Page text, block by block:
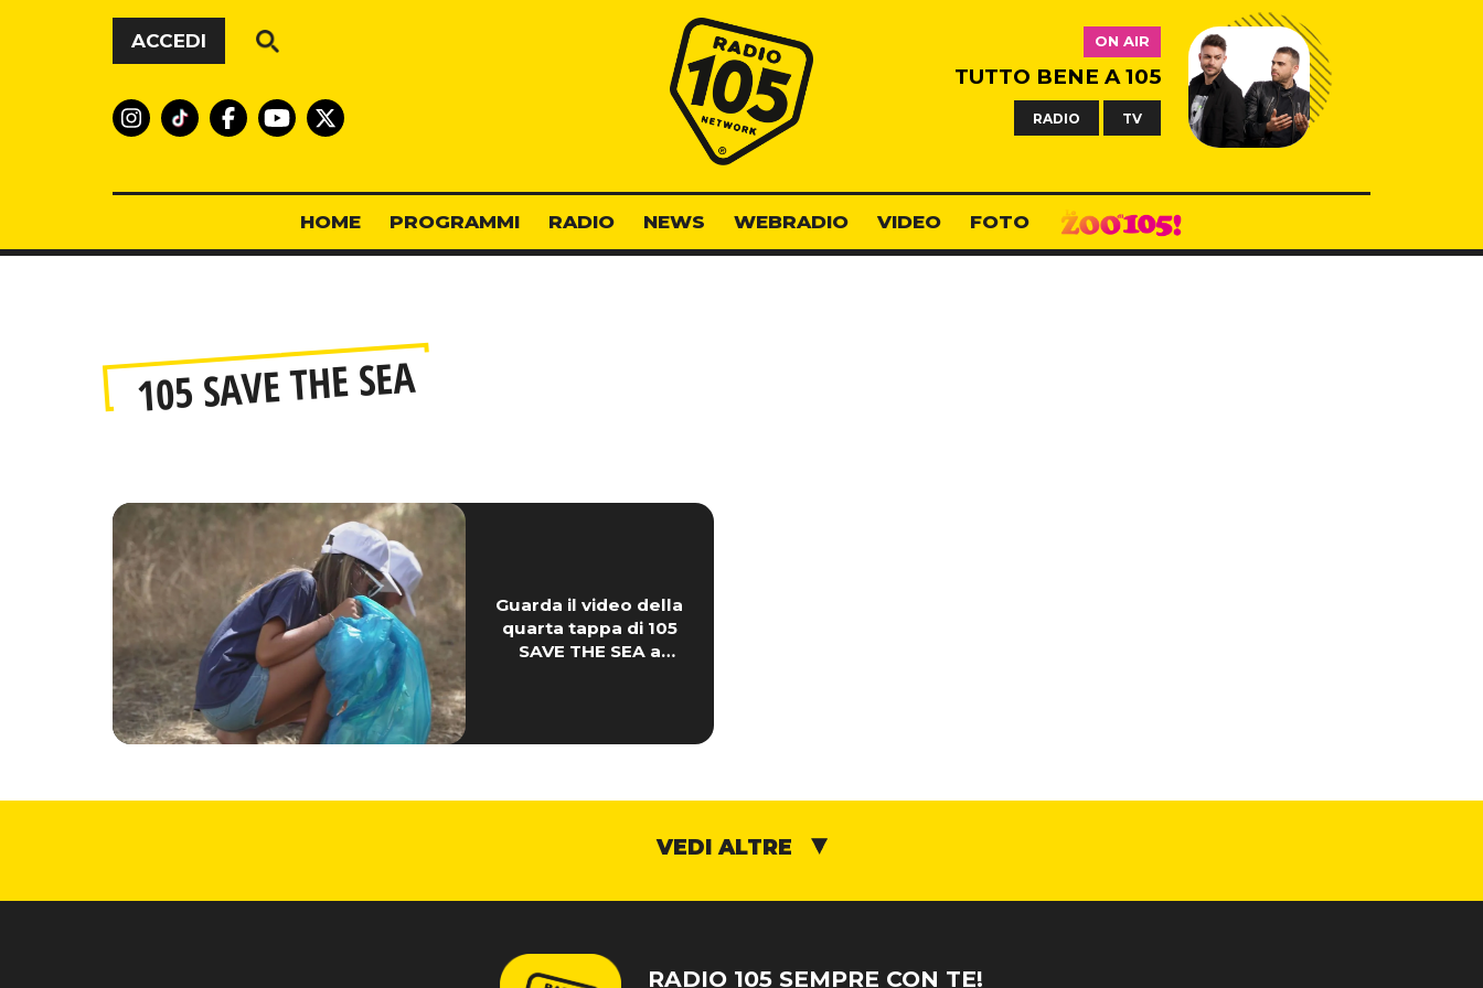
Vai al contenuto
ACCEDI
Radio 105
ON AIR
TUTTO BENE A 105
RADIO TV
HOME PROGRAMMI RADIO NEWS WEBRADIO VIDEO FOTO
105 SAVE THE SEA
Guarda il video della
quarta tappa di 105
SAVE THE SEA a
VEDI ALTRE
RADIO 105 SEMPRE CON TE!